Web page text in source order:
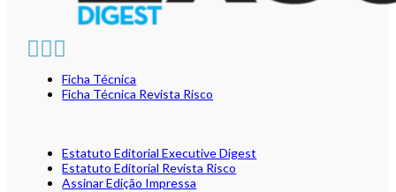
Ficha Técnica
Ficha Técnica Revista Risco
Estatuto Editorial Executive Digest
Estatuto Editorial Revista Risco
Assinar Edição Impressa